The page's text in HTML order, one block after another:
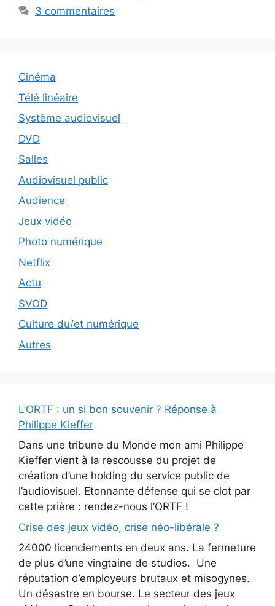
3 commentaires
Cinéma
Télé linéaire
Système audiovisuel
DVD
Salles
Audiovisuel public
Audience
Jeux vidéo
Photo numérique
Netflix
Actu
SVOD
Culture du/et numérique
Autres
L’ORTF : un si bon souvenir ? Réponse à
Philippe Kieffer
Dans une tribune du Monde mon ami Philippe
Kieffer vient à la rescousse du projet de
création d’une holding du service public de
l’audiovisuel. Etonnante défense qui se clot par
cette prière : rendez-nous l’ORTF !
Crise des jeux vidéo, crise néo-libérale ?
24000 licenciements en deux ans. La fermeture
de plus d’une vingtaine de studios. Une
réputation d’employeurs brutaux et misogynes.
Un désastre en bourse. Le secteur des jeux